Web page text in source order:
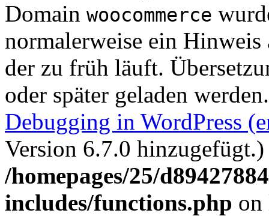
Domain woocommerce
normalerweise ein
der zu früh läuft.
oder später geladen
Debugging in WordPress
Version 6.7.0
/homepages/25/
includes/functions.php